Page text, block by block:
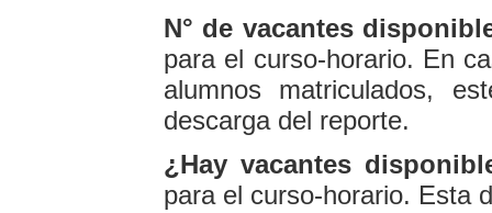
N° de vacantes
para el curso-horario. En
alumnos matriculados,
descarga del reporte.
¿Hay vacantes
para el curso-horario. Esta